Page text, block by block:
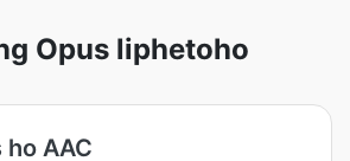
Opus liphetoho
ho AAC